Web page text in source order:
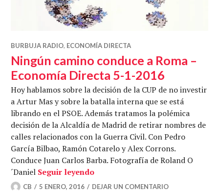
BURBUJA RADIO, ECONOMÍA DIRECTA
Ningún camino conduce a Roma –
Economía Directa 5-1-2016
Hoy hablamos sobre la decisión de la CUP de no investir
a Artur Mas y sobre la batalla interna que se está
librando en el PSOE. Además tratamos la polémica
decisión de la Alcaldía de Madrid de retirar nombres de
calles relacionados con la Guerra Civil. Con Pedro
García Bilbao, Ramón Cotarelo y Alex Corrons.
Conduce Juan Carlos Barba. Fotografía de Roland O
´Daniel Seguir leyendoNingún camino conduce a
CB 5 ENERO, 2016 DEJAR UN COMENTARIO